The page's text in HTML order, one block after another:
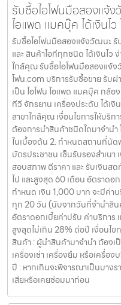
รับซื้อไอโฟนมือสองแจ้
ไอแพด แมคบุ๊ค ได้เงินไว
รับซื้อไอโฟนมือสองแจ้งวัฒนะ รั
และ สินค้าไอทีทุกชนิด ได้เงินไว
ใกล้คุณ รับซื้อไอโฟนมือสองแจ้ง
โฟน.com บริการรับซื้อขาย รับฝ
เป็น ไอโฟน ไอแพด แมคบุ๊ค กล้อ
ทีวี จักรยาน เครื่องประดับ ได้เงิ
สาขาใกล้คุณ เงื่อนไขการให้บริก
ต้องการนำสินค้าชนิดใดมาจำนำ
ในเบื้องต้น 2. กำหนดสถานที่นัด
บัตรประชาชน เซ็นรับรองสำเน
สอบสภาพ ตีราคา และ รับเงินส
ไป และสูงสุด 60 เดือน อัตราด
กำหนด เงิน 1,000 บาท จะมีค่า
ทุก 20 วัน (นับจากวันที่จำนำสิน
อัตราดอกเบี้ยค่าปรับ ค่าบริการ
สูงสุดไม่เกิน 28% ต่อปี เงื่อนไข
สินค้า : ผู้นำสินค้ามาจำนำ ต้องเ
เครื่องเช่า เครื่องยืม หรือเครื่อ
ปี : หากเกินจะพิจารณาเป็นบาง
เสียหรือเคยซ่อมมาก่อน